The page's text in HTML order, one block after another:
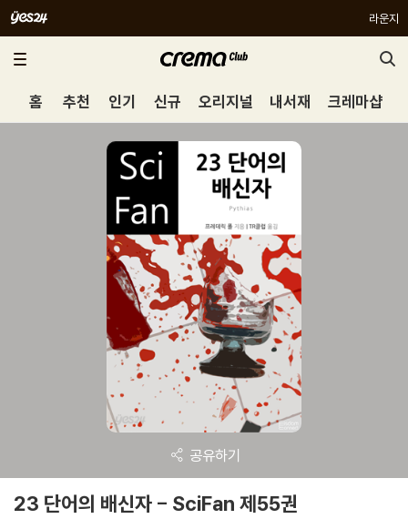
라운지
홈 추천 인기 신규 오리지널 내서재 크레마샵
공유하기
23 단어의 배신자 - SciFan 제55권